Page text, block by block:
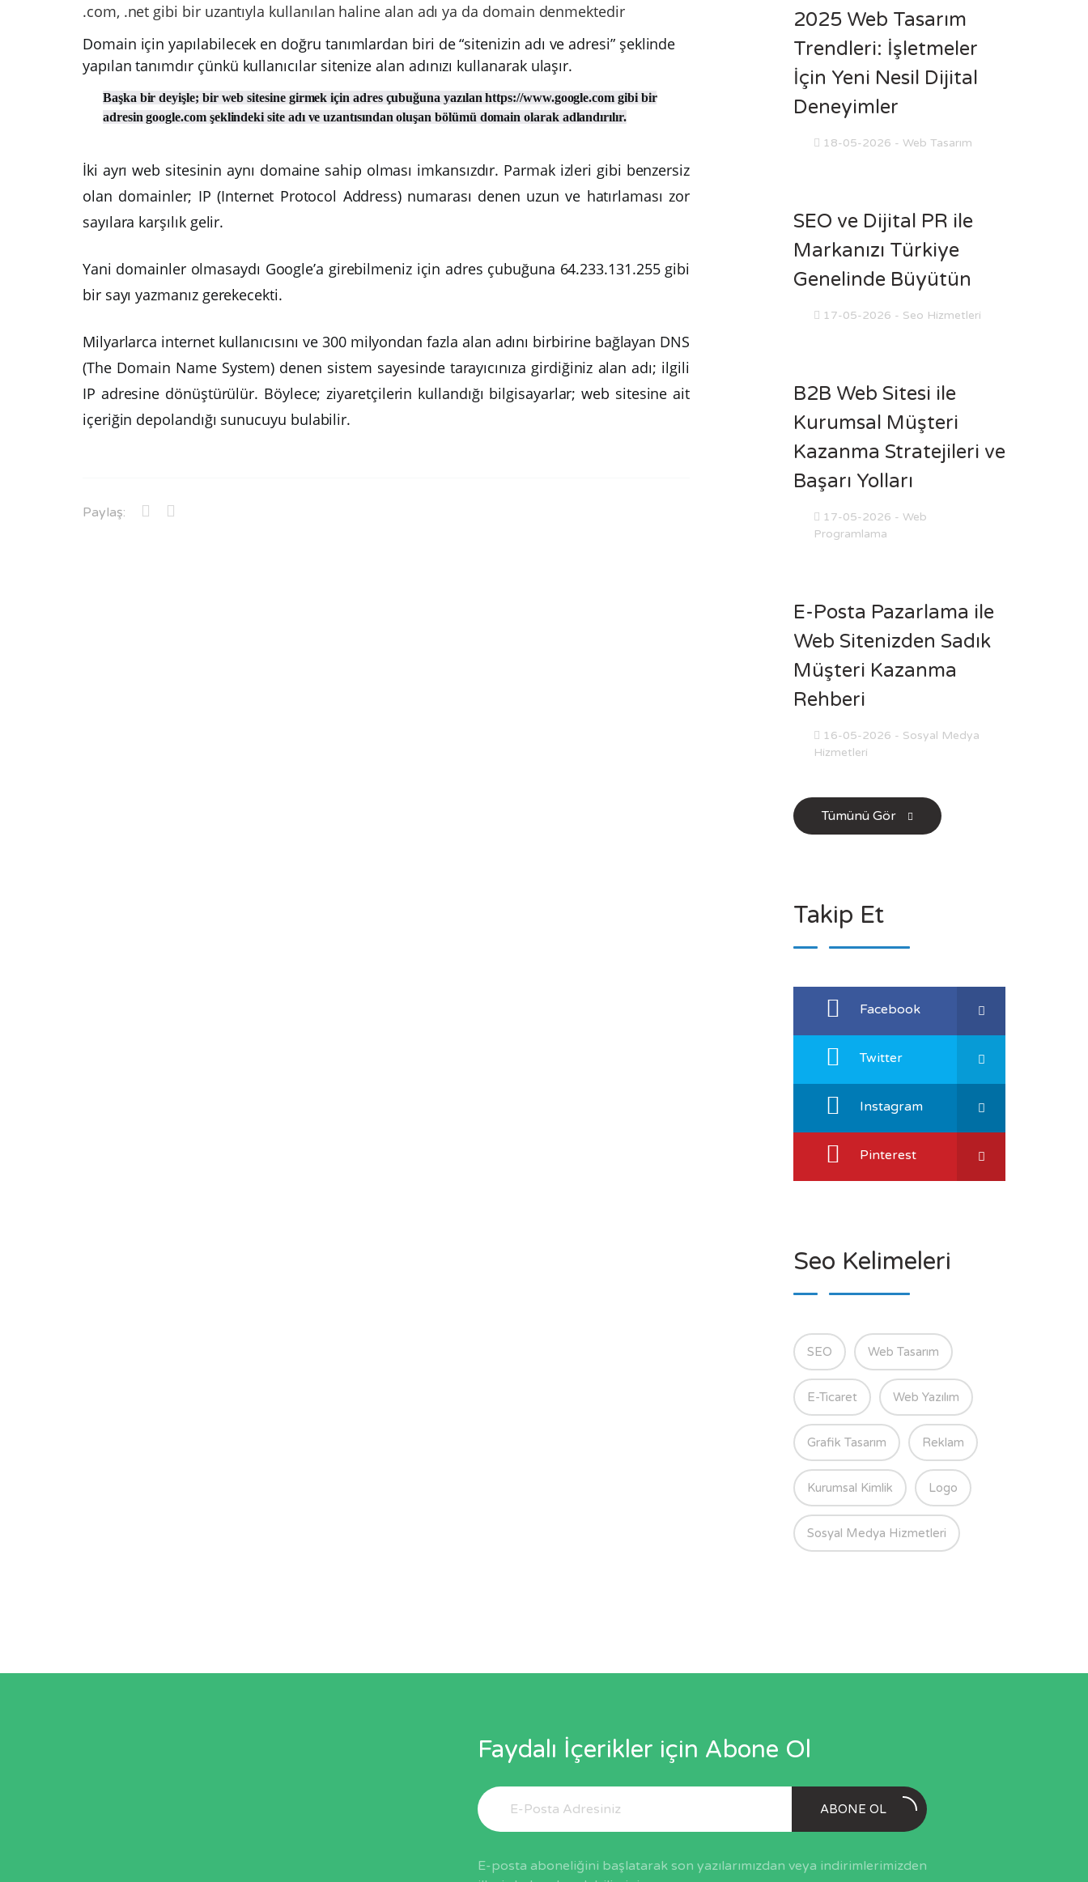
.com, .net gibi bir uzantıyla kullanılan haline alan adı ya da domain denmektedir
Domain için yapılabilecek en doğru tanımlardan biri de “sitenizin adı ve adresi” şeklinde
yapılan tanımdır çünkü kullanıcılar sitenize alan adınızı kullanarak ulaşır.
Başka bir deyişle; bir web sitesine girmek için adres çubuğuna yazılan https://www.google.com gibi bir
adresin google.com şeklindeki site adı ve uzantısından oluşan bölümü domain olarak adlandırılır.
İki ayrı web sitesinin aynı domaine sahip olması imkansızdır. Parmak izleri gibi benzersiz
olan domainler; IP (Internet Protocol Address) numarası denen uzun ve hatırlaması zor
sayılara karşılık gelir.
Yani domainler olmasaydı Google’a girebilmeniz için adres çubuğuna 64.233.131.255 gibi
bir sayı yazmanız gerekecekti.
Milyarlarca internet kullanıcısını ve 300 milyondan fazla alan adını birbirine bağlayan DNS
(The Domain Name System) denen sistem sayesinde tarayıcınıza girdiğiniz alan adı; ilgili
IP adresine dönüştürülür. Böylece; ziyaretçilerin kullandığı bilgisayarlar; web sitesine ait
içeriğin depolandığı sunucuyu bulabilir.
Paylaş:
2025 Web Tasarım
Trendleri: İşletmeler
İçin Yeni Nesil Dijital
Deneyimler
18-05-2026 - Web Tasarım
SEO ve Dijital PR ile
Markanızı Türkiye
Genelinde Büyütün
17-05-2026 - Seo Hizmetleri
B2B Web Sitesi ile
Kurumsal Müşteri
Kazanma Stratejileri ve
Başarı Yolları
17-05-2026 - Web
Programlama
E-Posta Pazarlama ile
Web Sitenizden Sadık
Müşteri Kazanma
Rehberi
16-05-2026 - Sosyal Medya
Hizmetleri
Tümünü Gör
Takip Et
Facebook
Twitter
Instagram
Pinterest
Seo Kelimeleri
SEO Web Tasarım
E-Ticaret Web Yazılım
Grafik Tasarım Reklam
Kurumsal Kimlik Logo
Sosyal Medya Hizmetleri
Faydalı İçerikler için Abone Ol
ABONE OL
E-posta aboneliğini başlatarak son yazılarımızdan veya indirimlerimizden